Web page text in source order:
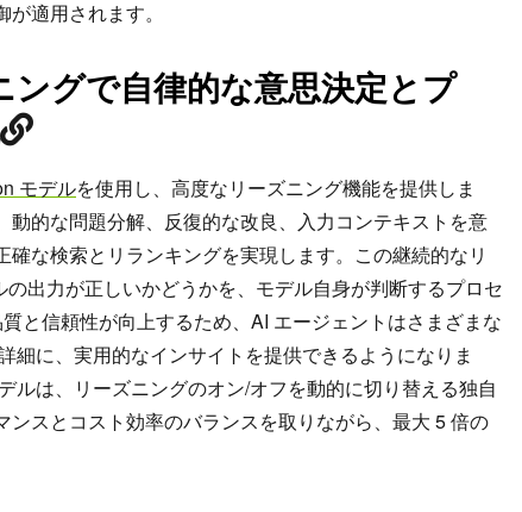
適用されます。
ングで自律的な意思決定とプ
モデルを使用し、高度なリーズニング機能を提供しま
動的な問題分解、反復的な改良、入力コンテキストを意
な検索とリランキングを実現します。この継続的なリ
出力が正しいかどうかを、モデル自身が判断するプロセ
と信頼性が向上するため、AI エージェントはさまざまな
細に、実用的なインサイトを提供できるようになりま
ルは、リーズニングのオン/オフを動的に切り替える独自
ンスとコスト効率のバランスを取りながら、最大 5 倍の